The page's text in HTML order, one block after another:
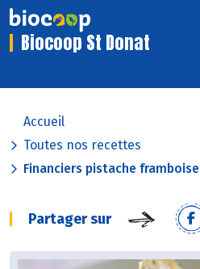
Biocoop St Donat
Accueil
Toutes nos recettes
Financiers pistache framboise
Partager sur